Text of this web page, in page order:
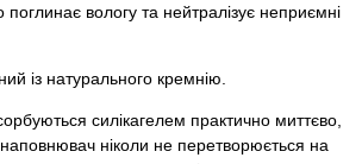
поглинає вологу та нейтралізує неприємні
із натурального кремнію.
силікагелем практично миттєво,
ніколи не перетворюється на